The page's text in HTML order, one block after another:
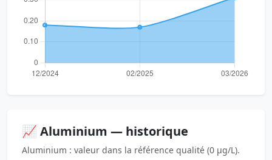
📈 Aluminium — historique
Aluminium : valeur dans la référence qualité (0 µg/L).